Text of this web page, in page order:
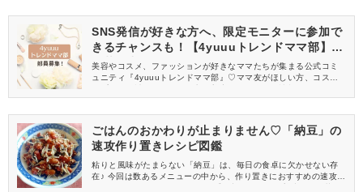
SNS発信が好きな方へ、限定モニターに参加で
きるチャンスも！【4yuuuトレンドママ部】部
員募集中
美容やコスメ、ファッションが好きなママたちが集まる公式コミ
ュニティ『4yuuuトレンドママ部』♡ママ友がほしい方、コスメサ
信してくれる方を募集しています！
ごはんのおかわりが止まりません♡「納豆」の
速攻作り置きレシピ図鑑
粘りと風味がたまらない「納豆」は、毎日の食卓に欠かせない存
在♪ 今回は数あるメニューの中から、作り置きにおすすめの速攻レ